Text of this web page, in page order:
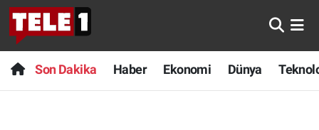
Son Dakika Haber Ekonomi Dünya
Anında Manşet
Başka Sohbetler
Son Dakika
Haber
Nöbetçi Eczaneler
Hava Durumu